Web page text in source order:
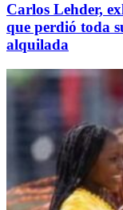
Carlos Lehder,
que perdió toda
alquilada